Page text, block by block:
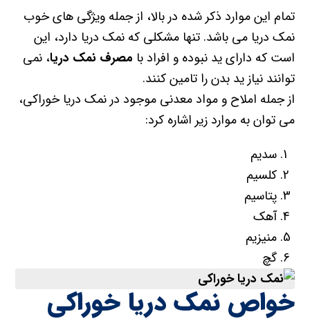
تمام این موارد ذکر شده در بالا، از جمله ویژگی های خوب
نمک دریا می باشد. تنها مشکلی که نمک دریا دارد، این
است که دارای ید نبوده و افراد با مصرف نمک دریا، نمی
توانند نیاز ید بدن را تامین کنند.
از جمله املاح و مواد معدنی موجود در نمک دریا خوراکی،
می توان به موارد زیر اشاره کرد:
سدیم
کلسیم
پتاسیم
آهک
منیزیم
گچ
خواص نمک دریا خوراکی